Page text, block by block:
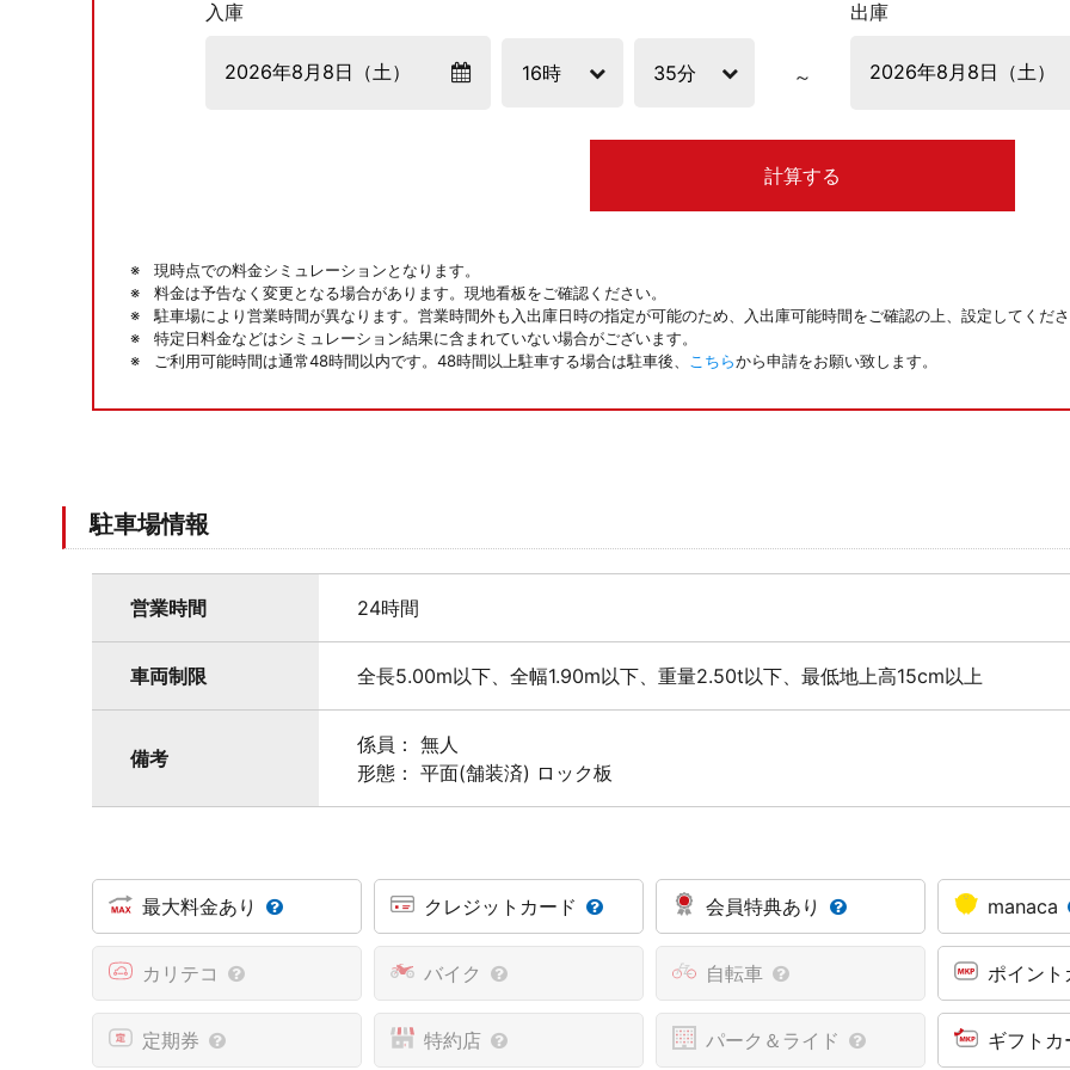
入庫 出庫
計算する
現時点での料金シミュレーションとなります。
料金は予告なく変更となる場合があります。現地看板をご確認ください。
駐車場により営業時間が異なります。営業時間外も入出庫日時の指定が可能のため、入出庫可能時間をご確認の上、設定してくだ
特定日料金などはシミュレーション結果に含まれていない場合がございます。
ご利用可能時間は通常48時間以内です。48時間以上駐車する場合は駐車後、
こちらから申請をお願い致します。
駐車場情報
営業時間 24時間
車両制限 全長5.00m以下、全幅1.90m以下、重量2.50t以下、最低地上高15cm以上
備考
係員： 無人
形態： 平面(舗装済) ロック板
最大料金あり クレジットカード 会員特典あり manaca
カリテコ バイク 自転車 ポイン
定期券 特約店 パーク＆ライド ギフト